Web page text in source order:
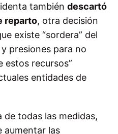
también descartó
reparto, otra decisión
existe “sordera” del
presiones para no
estos recursos”
entidades de
todas las medidas,
aumentar las